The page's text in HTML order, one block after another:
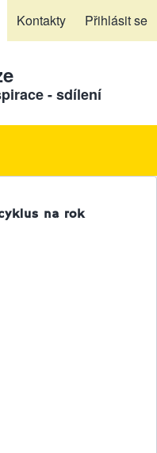
Kontakty Přihlásit se
- sdílení
na rok